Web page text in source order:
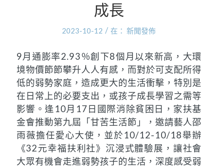
成長
2023-10-12 / 在：新聞發佈
9月通膨率2.93％創下8個月以來新高，大環
境物價節節攀升人人有感，而對於可支配所得
低的弱勢家庭，造成更大的生活衝擊，特別是
在日常上的必要支出，或孩子成長學習之需等
影響。逢10月17日國際消除貧困日，家扶基
金會推動第九屆「甘苦生活節」，邀請藝人邵
雨薇擔任愛心大使，並於10/12-10/18舉辦
《32元幸福扶利社》沉浸式體驗展，讓社會
大眾有機會走進弱勢孩子的生活，深度感受弱